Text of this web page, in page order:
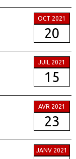
OCT 2021
20
JUIL 2021
15
AVR 2021
23
JANV 2021